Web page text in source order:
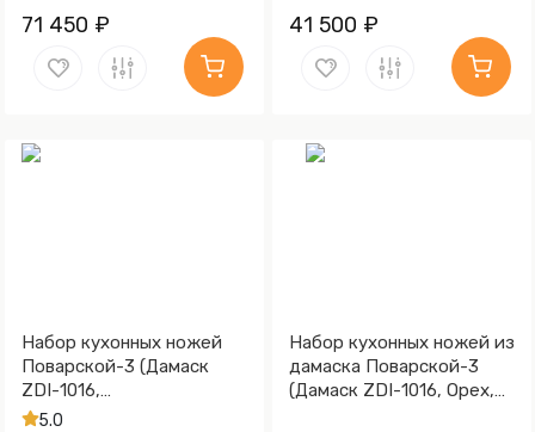
Алюминий)
71 450 ₽ 41 500 ₽
Набор кухонных ножей
Поварской-3 (Дамаск
ZDI-1016,
Стабилизированная
5.0
Набор кухонных ножей из
дамаска Поварской-3
(Дамаск ZDI-1016, Орех,